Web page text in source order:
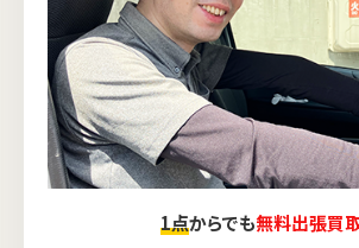
1点からでも無料出張買